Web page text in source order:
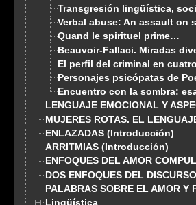
Transgresión lingüística,
Verbal abuse: An assault on
Quand le spirituel prime…
Beauvoir-Fallaci. Miradas
El perfil del criminal en
Personajes psicópatas de
Encuentro con la sombra:
LENGUAJE EMOCIONAL Y
MUJERES ROTAS. EL
ENLAZADAS (Introducción)
ARRITMIAS (Introducción)
ENFOQUES DEL AMOR
DOS ENFOQUES DEL DISCURSO
PALABRAS SOBRE EL AMOR Y
Lingüística